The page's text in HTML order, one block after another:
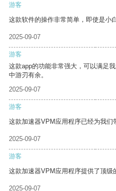
游客
这款软件的操作非常简单，即使是小
2025-09-07
游客
这款app的功能非常强大，可以满足
中游刃有余。
2025-09-07
游客
这款加速器VPM应用程序已经为我们
2025-09-07
游客
这款加速器VPM应用程序提供了顶级
2025-09-07